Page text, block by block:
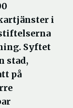
i
Syftet
stad,
på